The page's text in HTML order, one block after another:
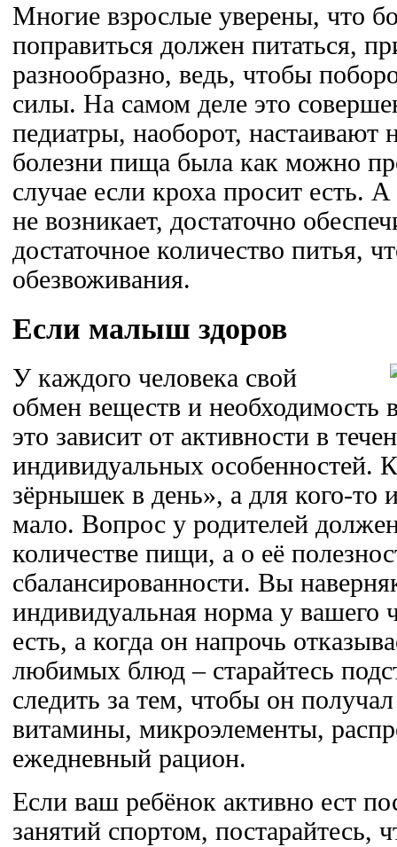
Многие взрослые уверены, что
поправиться должен питаться,
разнообразно, ведь, чтобы
силы. На самом деле это
педиатры, наоборот, настаивают
болезни пища была как можно
случае если кроха просит есть.
не возникает, достаточно
достаточное количество питья,
обезвоживания.
Если малыш здоров
У каждого человека свой
обмен веществ и необходимость
это зависит от активности в
индивидуальных особенностей.
зёрнышек в день», а для кого-то
мало. Вопрос у родителей
количестве пищи, а о её
сбалансированности. Вы
индивидуальная норма у вашего
есть, а когда он напрочь
любимых блюд – старайтесь
следить за тем, чтобы он
витамины, микроэлементы,
ежедневный рацион.
Если ваш ребёнок активно ест
занятий спортом, постарайтесь,